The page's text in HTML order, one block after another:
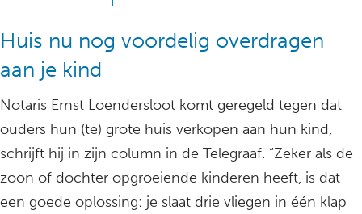
Huis nu nog voordelig overdragen
aan je kind
Notaris Ernst Loendersloot komt geregeld tegen dat
ouders hun (te) grote huis verkopen aan hun kind,
schrijft hij in zijn column in de Telegraaf. “Zeker als de
zoon of dochter opgroeiende kinderen heeft, is dat
een goede oplossing: je slaat drie vliegen in één klap